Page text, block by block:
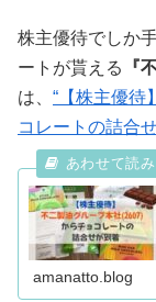
株主優待でしか
ートが貰える
『
は、 “【株主優待
コレートの詰合
amanatto.blog